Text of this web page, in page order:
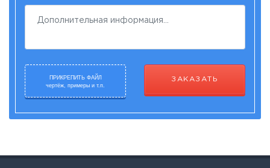
ПРИКРЕПИТЬ ФАЙЛ
чертёж, примеры и т.п.
ЗАКАЗАТЬ